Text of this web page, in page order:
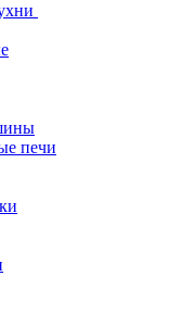
печи